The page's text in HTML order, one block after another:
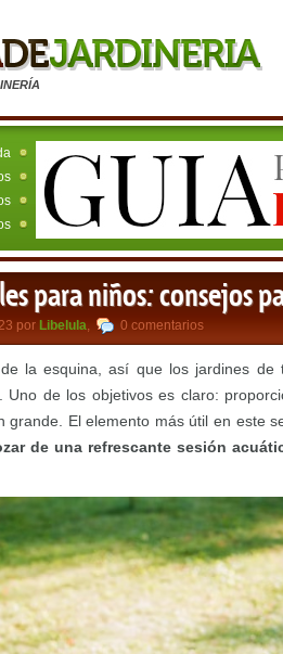
para niños: consejos
por Libelula, 0 comentarios
la esquina, así que los jardines de
Uno de los objetivos es claro:
grande. El elemento más útil en este
de una refrescante sesión